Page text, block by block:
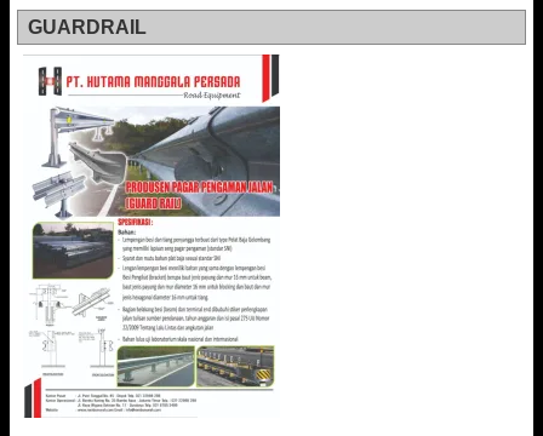
GUARDRAIL